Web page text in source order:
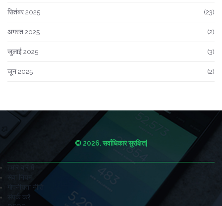
सितंबर 2025 (23)
अगस्त 2025 (2)
जुलाई 2025 (3)
जून 2025 (2)
© 2026. सर्वाधिकार सुरक्षित|
हमारे बारे में
सेवा नियम
गोपनीयता नीति
संपर्क करें